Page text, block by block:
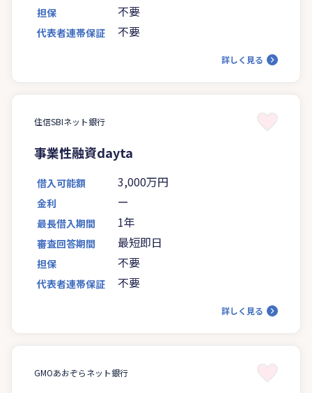
担保 不要
代表者連帯保証 不要
詳しく見る
住信SBIネット銀行
事業性融資dayta
借入可能額 3,000万円
金利 ー
最長借入期間 1年
審査回答期間 最短即日
担保 不要
代表者連帯保証 不要
詳しく見る
GMOあおぞらネット銀行